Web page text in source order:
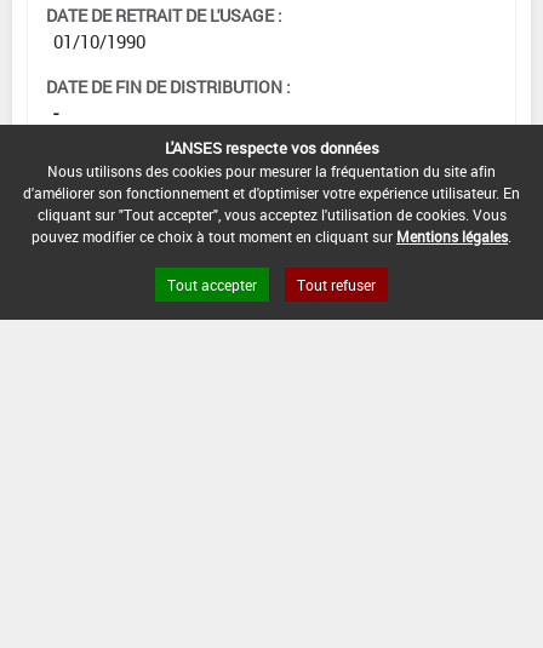
DATE DE RETRAIT DE L'USAGE :
01/10/1990
DATE DE FIN DE DISTRIBUTION :
-
DATE DE FIN D'UTILISATION :
-
L'ANSES respecte vos données
Nous utilisons des cookies pour mesurer la fréquentation du site afin
d'améliorer son fonctionnement et d'optimiser votre expérience utilisateur. En
cliquant sur "Tout accepter", vous acceptez l'utilisation de cookies. Vous
pouvez modifier ce choix à tout moment en cliquant sur Mentions légales
Tout accepter Tout refuser